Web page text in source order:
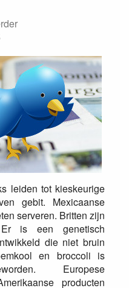
leiden tot kieskeurige
gebit. Mexicaanse
serveren. Britten zijn
is een genetisch
die niet bruin
en broccoli is
Europese
producten